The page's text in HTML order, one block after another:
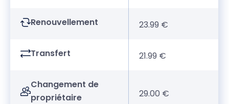
Renouvellement 23.99 €
Transfert 21.99 €
Changement de
propriétaire
29.00 €